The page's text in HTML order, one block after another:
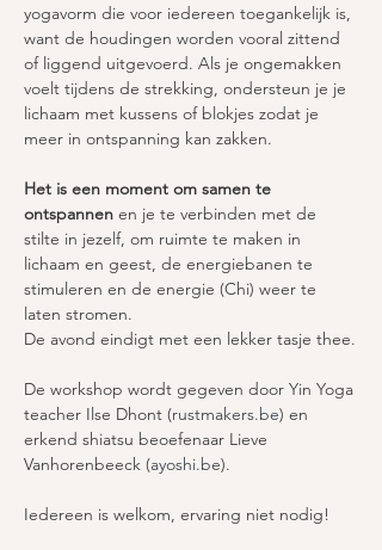
yogavorm die voor iedereen toegankelijk is,
want de houdingen worden vooral zittend
of liggend uitgevoerd. Als je ongemakken
voelt tijdens de strekking, ondersteun je je
lichaam met kussens of blokjes zodat je
meer in ontspanning kan zakken.
Het is een moment om samen te
ontspannen en je te verbinden met de
stilte in jezelf, om ruimte te maken in
lichaam en geest, de energiebanen te
stimuleren en de energie (Chi) weer te
laten stromen.
De avond eindigt met een lekker tasje thee.
De workshop wordt gegeven door Yin Yoga
teacher Ilse Dhont (rustmakers.be) en
erkend shiatsu beoefenaar Lieve
Vanhorenbeeck (ayoshi.be).
Iedereen is welkom, ervaring niet nodig!